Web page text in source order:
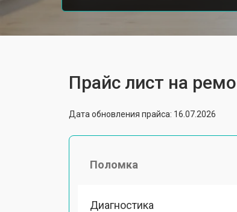
Прайс лист на
Дата обновления прайса: 16.07.2026
Поломка
Диагностика